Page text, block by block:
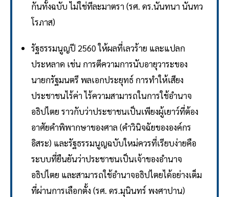
กันทั้งฉบับ ไม่ใช่ทีละมาตรา (รศ. ดร.นันทนา นันทว
โรภาส)
รัฐธรรมนูญปี 2560 ให้ผลที่เลวร้าย และแปลก
ประหลาด เช่น การตีความการนับอายุวาระของ
นายกรัฐมนตรี พลเอกประยุทธ์ การทำให้เสียง
ประชาชนไร้ค่า ไร้ความสามารถในการใช้อำนาจ
อธิปไตย ราวกับว่าประชาชนเป็นเพียงผู้เยาว์ที่ต้อง
อาศัยคำพิพากษาของศาล (คำวินิจฉัยขององค์กร
อิสระ) และรัฐธรรมนูญฉบับใหม่ควรที่เรียบง่ายคือ
ระบบที่ยืนยันว่าประชาชนเป็นเจ้าของอำนาจ
อธิปไตย และสามารถใช้อำนาจอธิปไตยได้อย่างเต็ม
ที่ผ่านการเลือกตั้ง (รศ. ดร.มุนินทร์ พงศาปาน)